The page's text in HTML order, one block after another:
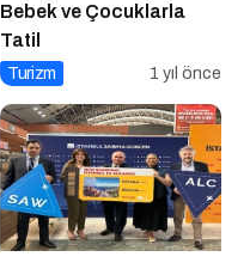
Bebek ve Çocuklarla
Tatil
Turizm 1 yıl önce